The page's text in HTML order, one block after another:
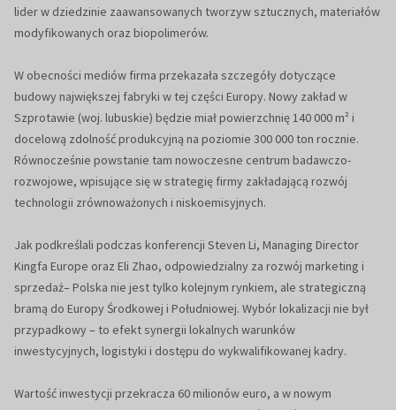
lider w dziedzinie zaawansowanych tworzyw sztucznych, materiałów
modyfikowanych oraz biopolimerów.
W obecności mediów firma przekazała szczegóły dotyczące
budowy największej fabryki w tej części Europy. Nowy zakład w
Szprotawie (woj. lubuskie) będzie miał powierzchnię 140 000 m² i
docelową zdolność produkcyjną na poziomie 300 000 ton rocznie.
Równocześnie powstanie tam nowoczesne centrum badawczo-
rozwojowe, wpisujące się w strategię firmy zakładającą rozwój
technologii zrównoważonych i niskoemisyjnych.
Jak podkreślali podczas konferencji Steven Li, Managing Director
Kingfa Europe oraz Eli Zhao, odpowiedzialny za rozwój marketing i
sprzedaż– Polska nie jest tylko kolejnym rynkiem, ale strategiczną
bramą do Europy Środkowej i Południowej. Wybór lokalizacji nie był
przypadkowy – to efekt synergii lokalnych warunków
inwestycyjnych, logistyki i dostępu do wykwalifikowanej kadry.
Wartość inwestycji przekracza 60 milionów euro, a w nowym